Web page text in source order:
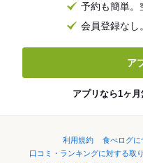
予約も簡単。
会員登録なし
ア
アプリなら1ヶ
利用規約 食べログに
口コミ・ランキングに対する取